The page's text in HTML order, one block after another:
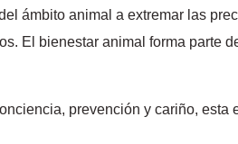
ámbito animal a extremar las
El bienestar animal forma parte
prevención y cariño, esta